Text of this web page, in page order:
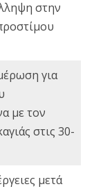
στην
για
με τον
στις 30-
μετά